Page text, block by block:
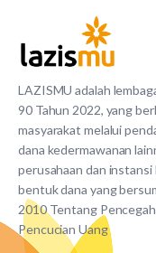
LAZISMU adalah
90 Tahun 2022, yang
masyarakat melalui
dana kedermawanan
perusahaan dan instansi
bentuk dana yang
2010 Tentang
Pencucian Uang